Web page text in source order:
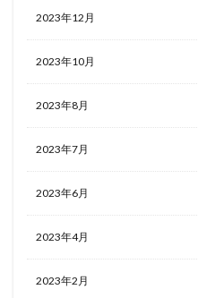
2023年12月
2023年10月
2023年8月
2023年7月
2023年6月
2023年4月
2023年2月